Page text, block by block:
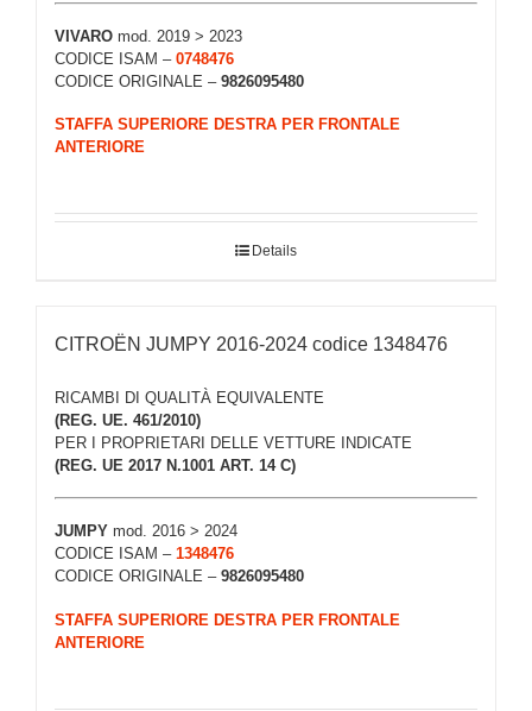
VIVARO mod. 2019 > 2023
CODICE ISAM – 0748476
CODICE ORIGINALE – 9826095480
STAFFA SUPERIORE DESTRA PER FRONTALE
ANTERIORE
Details
CITROËN JUMPY 2016-2024 codice 1348476
RICAMBI DI QUALITÀ EQUIVALENTE
(REG. UE. 461/2010)
PER I PROPRIETARI DELLE VETTURE INDICATE
(REG. UE 2017 N.1001 ART. 14 C)
JUMPY mod. 2016 > 2024
CODICE ISAM – 1348476
CODICE ORIGINALE – 9826095480
STAFFA SUPERIORE DESTRA PER FRONTALE
ANTERIORE